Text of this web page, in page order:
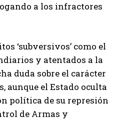
a los infractores
‘subversivos’ como el
y atentados a la
duda sobre el carácter
aunque el Estado oculta
política de su represión
de Armas y